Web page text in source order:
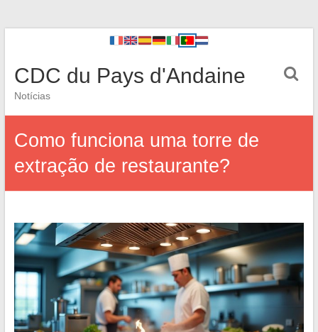
CDC du Pays d'Andaine
Notícias
Como funciona uma torre de
extração de restaurante?